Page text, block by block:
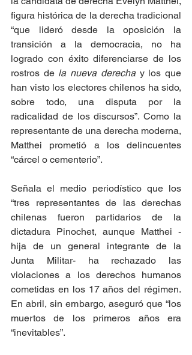
figura histórica de la derecha tradicional
“que lideró desde la oposición la
transición a la democracia, no ha
logrado con éxito diferenciarse de los
rostros de la nueva derecha y los que
han visto los electores chilenos ha sido,
sobre todo, una disputa por la
radicalidad de los discursos”. Como la
representante de una derecha moderna,
Matthei prometió a los delincuentes
“cárcel o cementerio”.
Señala el medio periodístico que los
“tres representantes de las derechas
chilenas fueron partidarios de la
dictadura Pinochet, aunque Matthei -
hija de un general integrante de la
Junta Militar- ha rechazado las
violaciones a los derechos humanos
cometidas en los 17 años del régimen.
En abril, sin embargo, aseguró que “los
muertos de los primeros años era
“inevitables”.